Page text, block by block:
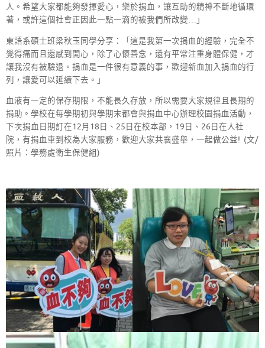
人。希望大家都能夠發揮愛心，樂於捐血，讓互助的精神不斷地循環
著，或許這個社會正因此一點一滴的被我們所改變…」
東語系碩士班梁秋玉同學分享：「這是我第一次捐血的經驗，完全不
覺得痛而且還感到開心，除了心懷善念，還有平常注重身體保健，才
讓我沒有被驗退。捐血是一件很有意義的事，歡迎新血加入捐血的行
列，讓愛可以延續下去。」
血液有一定的保存期限，不能長久存放，所以需要大家規律且長期的
捐助。學校在每學期初與學期末都會與捐血中心辦理校園捐血活動，
下次捐血日期訂在12月18日、25日在校本部，19日、26日在人社
院，有捐血車到校為大家服務，歡迎大家共襄盛舉，一起做公益! (文/
照片：學務處衛生保健組)